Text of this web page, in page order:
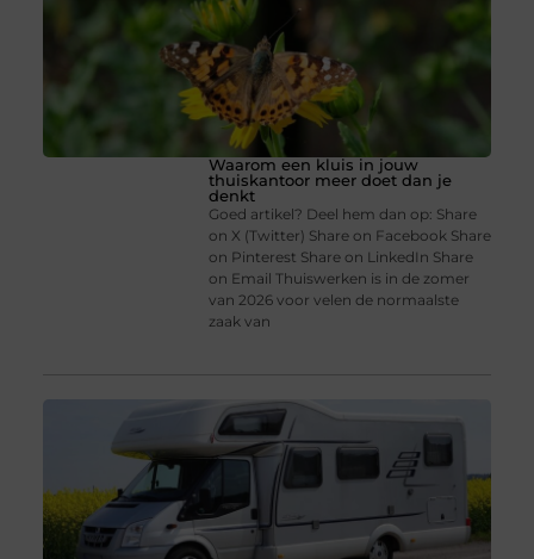
Waarom een kluis in jouw
thuiskantoor meer doet dan je
denkt
Goed artikel? Deel hem dan op: Share
on X (Twitter) Share on Facebook Share
on Pinterest Share on LinkedIn Share
on Email Thuiswerken is in de zomer
van 2026 voor velen de normaalste
zaak van